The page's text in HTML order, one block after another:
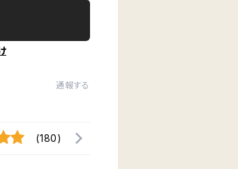
通報する
(180)